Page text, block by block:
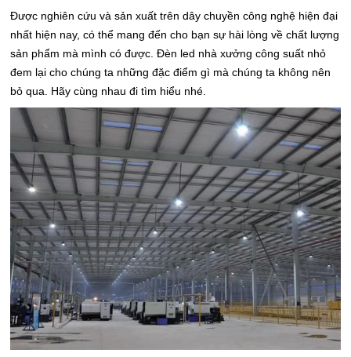
Được nghiên cứu và sản xuất trên dây chuyền công nghệ hiện đại
nhất hiện nay, có thể mang đến cho bạn sự hài lòng về chất lượng
sản phẩm mà mình có được. Đèn led nhà xưởng công suất nhỏ
đem lại cho chúng ta những đặc điểm gì mà chúng ta không nên
bỏ qua. Hãy cùng nhau đi tìm hiểu nhé.